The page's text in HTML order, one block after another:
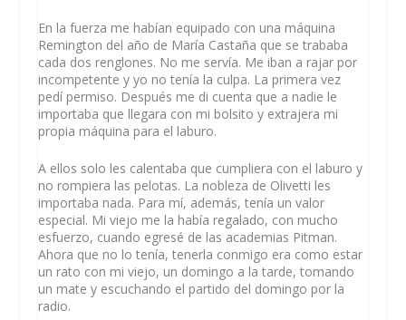
En la fuerza me habían equipado con una máquina
Remington del año de María Castaña que se trababa
cada dos renglones. No me servía. Me iban a rajar por
incompetente y yo no tenía la culpa. La primera vez
pedí permiso. Después me di cuenta que a nadie le
importaba que llegara con mi bolsito y extrajera mi
propia máquina para el laburo.
A ellos solo les calentaba que cumpliera con el laburo y
no rompiera las pelotas. La nobleza de Olivetti les
importaba nada. Para mí, además, tenía un valor
especial. Mi viejo me la había regalado, con mucho
esfuerzo, cuando egresé de las academias Pitman.
Ahora que no lo tenía, tenerla conmigo era como estar
un rato con mi viejo, un domingo a la tarde, tomando
un mate y escuchando el partido del domingo por la
radio.